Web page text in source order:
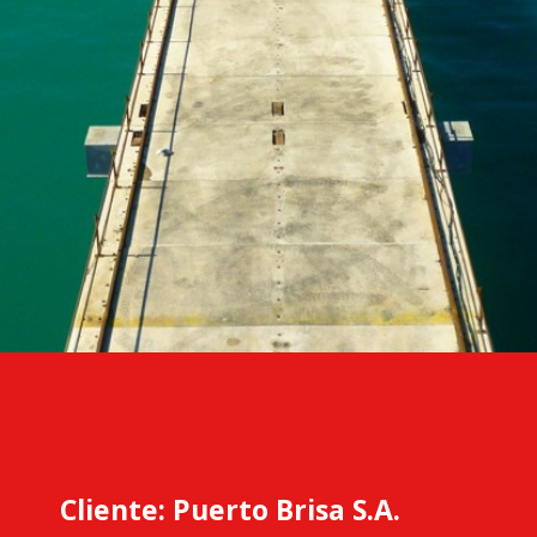
Cliente: Puerto Brisa S.A.